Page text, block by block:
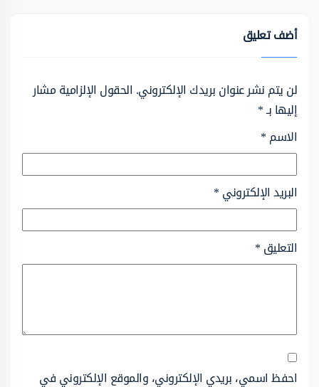
أضف تعليق
لن يتم نشر عنوان بريدك الإلكتروني. الحقول الإلزامية مشار
إليها بـ*
الاسم*
البريد الإلكتروني*
التعليق*
احفظ اسمي، بريدي الإلكتروني، والموقع الإلكتروني في